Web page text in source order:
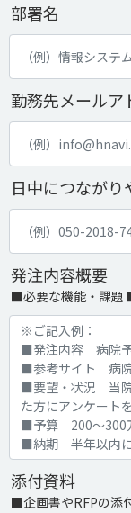
部署名
勤務先メールア
日中につなが
発注内容概要
■必要な機能・課題
添付資料
■企画書やRFPの添